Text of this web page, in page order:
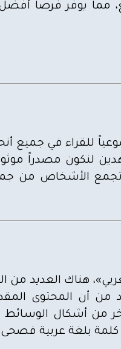
مما يوفر فرصاً
للقراء في جميع
لنكون مصدراً
الأشخاص من
هناك العديد من
من أن المحتوى
من أشكال الوسائط